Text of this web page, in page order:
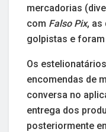
mercadorias
com Falso Pix, as
golpistas e
Os
encomendas de
conversa no
entrega dos
posteriormente